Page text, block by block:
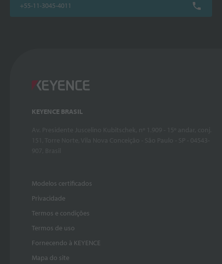
+55-11-3045-4011
KEYENCE BRASIL
Modelos certificados
Privacidade
Termos e condições
Termos de uso
Fornecendo à KEYENCE
Mapa do site